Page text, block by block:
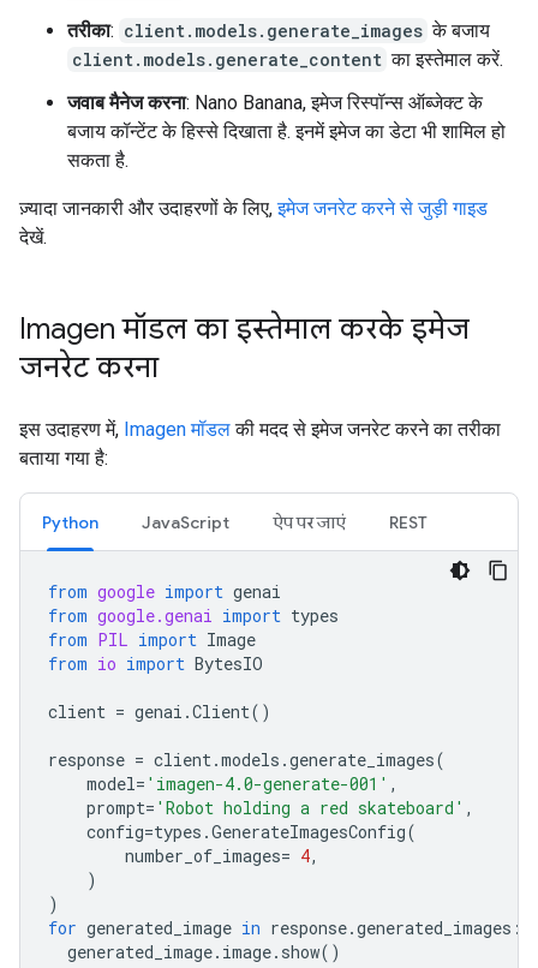
तरीका: client.models.generate_images के बजाय
client.models.generate_content का इस्तेमाल करें.
जवाब मैनेज करना: Nano Banana, इमेज रिस्पॉन्स ऑब्जेक्ट के
बजाय कॉन्टेंट के हिस्से दिखाता है. इनमें इमेज का डेटा भी शामिल हो
सकता है.
ज़्यादा जानकारी और उदाहरणों के लिए,इमेज जनरेट करने से जुड़ी गाइड
देखें.
Imagen मॉडल का इस्तेमाल करके इमेज
जनरेट करना
इस उदाहरण में, Imagen मॉडलकी मदद से इमेज जनरेट करने का तरीका
बताया गया है:
Python JavaScript ऐप पर जाएं REST
from google import genai
from google.genai import types
from PIL import Image
from io import BytesIO
client = genai .Client()
response = client.models .generate_images(
model= 'imagen-4.0-generate-001' ,
prompt= 'Robot holding a red skateboard' ,
config=types .GenerateImagesConfig(
number_of_images= 4,
)
)
for generated_image in response.generated_images :
generated_image. image. show()